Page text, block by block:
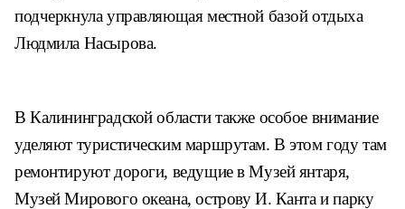
подчеркнула управляющая местной базой отдыха
Людмила Насырова.
В Калининградской области также особое внимание
уделяют туристическим маршрутам. В этом году там
ремонтируют дороги, ведущие в Музей янтаря,
Музей Мирового океана, острову И. Канта и парку